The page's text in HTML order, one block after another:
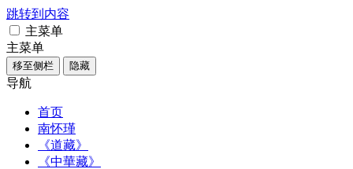
跳转到内容
主菜单
主菜单
移至侧栏 隐藏
导航
首页
南怀瑾
《道藏》
《中華藏》